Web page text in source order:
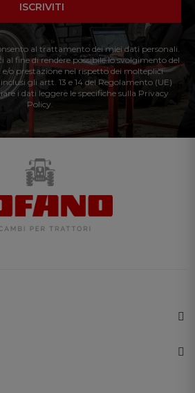
ISCRIVITI
al trattamento dei miei dati personali.
al fine di rendere possibile lo svolgimento del
o prestazione nel rispetto dei molteplici
gli artt. 13 e 14 del Regolamento (UE)
i dati leggere le specifiche sulla Privacy
Policy.